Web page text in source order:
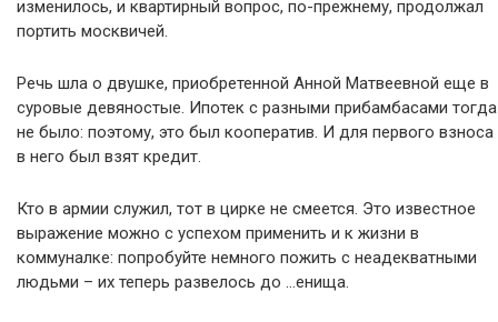
изменилось, и квартирный вопрос, по-прежнему, продолжал
портить москвичей.
Речь шла о двушке, приобретенной Анной Матвеевной еще в
суровые девяностые. Ипотек с разными прибамбасами тогда
не было: поэтому, это был кооператив. И для первого взноса
в него был взят кредит.
Кто в армии служил, тот в цирке не смеется. Это известное
выражение можно с успехом применить и к жизни в
коммуналке: попробуйте немного пожить с неадекватными
людьми – их теперь развелось до …енища.